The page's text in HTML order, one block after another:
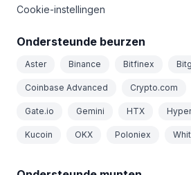
Cookie-instellingen
Ondersteunde beurzen
Aster Binance Bitfinex
Coinbase Advanced Crypto.com
Gate.io Gemini HTX
Kucoin OKX Poloniex